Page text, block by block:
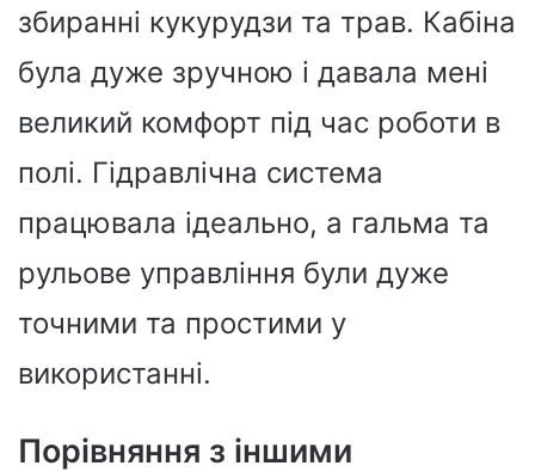
збиранні кукурудзи та трав. Кабіна
була дуже зручною і давала мені
великий комфорт під час роботи в
полі. Гідравлічна система
працювала ідеально, а гальма та
рульове управління були дуже
точними та простими у
використанні.
Порівняння з іншими